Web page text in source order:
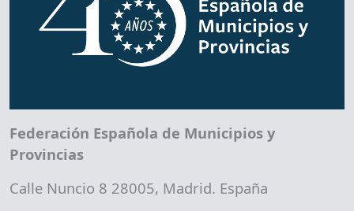
Federación Española de Municipios y
Provincias
Calle Nuncio 8 28005, Madrid. España